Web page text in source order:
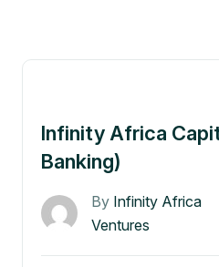
Infinity Africa
Banking)
By Infinity Africa
Ventures